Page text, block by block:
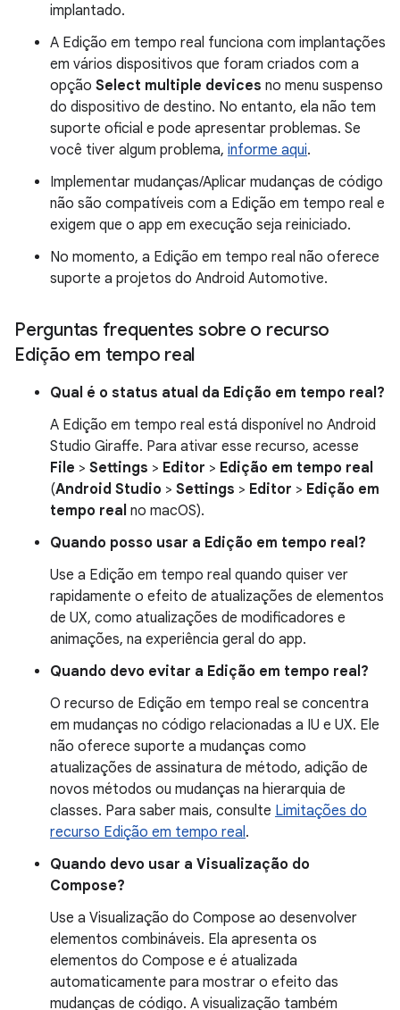
implantado.
A Edição em tempo real funciona com implantações
em vários dispositivos que foram criados com a
opção Select multiple devices no menu suspenso
do dispositivo de destino. No entanto, ela não tem
suporte oficial e pode apresentar problemas. Se
você tiver algum problema, informe aqui.
Implementar mudanças/Aplicar mudanças de código
não são compatíveis com a Edição em tempo real e
exigem que o app em execução seja reiniciado.
No momento, a Edição em tempo real não oferece
suporte a projetos do Android Automotive.
Perguntas frequentes sobre o recurso
Edição em tempo real
Qual é o status atual da Edição em tempo real?
A Edição em tempo real está disponível no Android
Studio Giraffe. Para ativar esse recurso, acesse
File > Settings > Editor > Edição em tempo real
(Android Studio > Settings > Editor > Edição em
tempo real no macOS).
Quando posso usar a Edição em tempo real?
Use a Edição em tempo real quando quiser ver
rapidamente o efeito de atualizações de elementos
de UX, como atualizações de modificadores e
animações, na experiência geral do app.
Quando devo evitar a Edição em tempo real?
O recurso de Edição em tempo real se concentra
em mudanças no código relacionadas a IU e UX. Ele
não oferece suporte a mudanças como
atualizações de assinatura de método, adição de
novos métodos ou mudanças na hierarquia de
classes. Para saber mais, consulte Limitações do
recurso Edição em tempo real .
Quando devo usar a Visualização do
Compose?
Use a Visualização do Compose ao desenvolver
elementos combináveis. Ela apresenta os
elementos do Compose e é atualizada
automaticamente para mostrar o efeito das
mudanças de código. A visualização também